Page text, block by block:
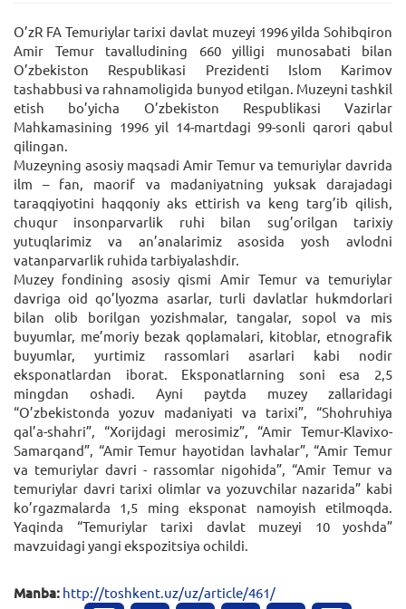
O’zR FA Temuriylar tarixi davlat muzeyi 1996 yilda Sohibqiron
Amir Temur tavalludining 660 yilligi munosabati bilan
O’zbekiston Respublikasi Prezidenti Islom Karimov
tashabbusi va rahnamoligida bunyod etilgan. Muzeyni tashkil
etish bo’yicha O’zbekiston Respublikasi Vazirlar
Mahkamasining 1996 yil 14-martdagi 99-sonli qarori qabul
qilingan.
Muzeyning asosiy maqsadi Amir Temur va temuriylar davrida
ilm – fan, maorif va madaniyatning yuksak darajadagi
taraqqiyotini haqqoniy aks ettirish va keng targ’ib qilish,
chuqur insonparvarlik ruhi bilan sug’orilgan tarixiy
yutuqlarimiz va an’analarimiz asosida yosh avlodni
vatanparvarlik ruhida tarbiyalashdir.
Muzey fondining asosiy qismi Amir Temur va temuriylar
davriga oid qo’lyozma asarlar, turli davlatlar hukmdorlari
bilan olib borilgan yozishmalar, tangalar, sopol va mis
buyumlar, me’moriy bezak qoplamalari, kitoblar, etnografik
buyumlar, yurtimiz rassomlari asarlari kabi nodir
eksponatlardan iborat. Eksponatlarning soni esa 2,5
mingdan oshadi. Ayni paytda muzey zallaridagi
“O’zbekistonda yozuv madaniyati va tarixi”, “Shohruhiya
qal’a-shahri”, “Xorijdagi merosimiz”, “Amir Temur-Klavixo-
Samarqand”, “Amir Temur hayotidan lavhalar”, “Amir Temur
va temuriylar davri - rassomlar nigohida”, “Amir Temur va
temuriylar davri tarixi olimlar va yozuvchilar nazarida” kabi
ko’rgazmalarda 1,5 ming eksponat namoyish etilmoqda.
Yaqinda “Temuriylar tarixi davlat muzeyi 10 yoshda”
mavzuidagi yangi ekspozitsiya ochildi.
Manba: http://toshkent.uz/uz/article/461/